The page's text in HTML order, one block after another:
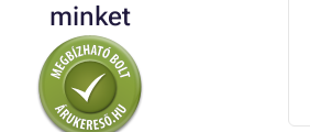
minket